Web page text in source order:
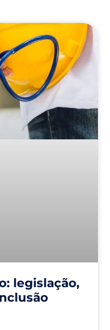
legislação,